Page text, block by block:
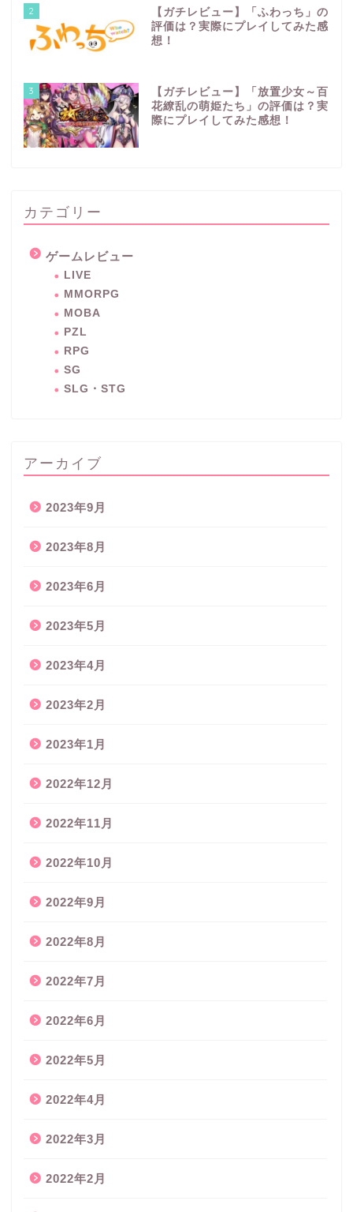
2
【ガチレビュー】「ふわっち」の
評価は？実際にプレイしてみた感
想！
3
【ガチレビュー】「放置少女～百
花繚乱の萌姫たち」の評価は？実
際にプレイしてみた感想！
カテゴリー
ゲームレビュー
LIVE
MMORPG
MOBA
PZL
RPG
SG
SLG・STG
アーカイブ
2023年9月
2023年8月
2023年6月
2023年5月
2023年4月
2023年2月
2023年1月
2022年12月
2022年11月
2022年10月
2022年9月
2022年8月
2022年7月
2022年6月
2022年5月
2022年4月
2022年3月
2022年2月